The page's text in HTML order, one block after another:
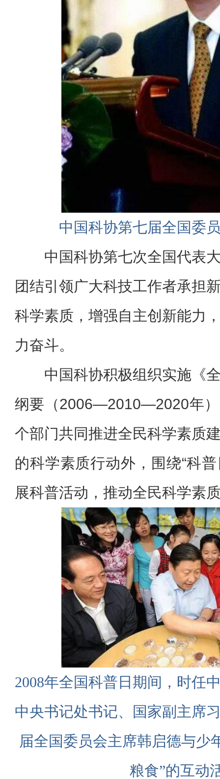
中国科协第七届全国委
中国科协第七次全国代表
团结引领广大科技工作者承担
科学素质，增强自主创新能力
力奋斗。
中国科协积极组织实施《
纲要（2006—2010—2020年）
个部门共同推进全民科学素质
的科学素质行动外，围绕“科普
展科普活动，推动全民科学素
2008年全国科普日期间，时任
中央书记处书记、国家副主席
届全国委员会主席韩启德与少
粮食”的互动